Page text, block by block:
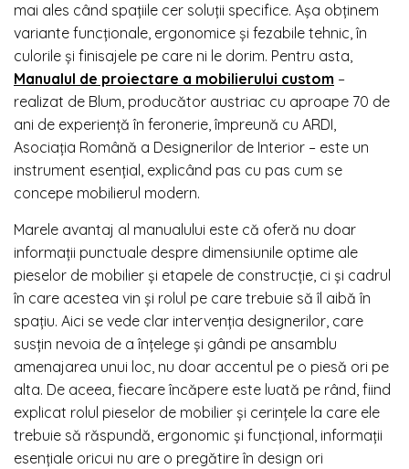
mai ales când spațiile cer soluții specifice. Așa obținem
variante funcționale, ergonomice și fezabile tehnic, în
culorile și finisajele pe care ni le dorim. Pentru asta,
Manualul de proiectare a mobilierului custom –
realizat de Blum, producător austriac cu aproape 70 de
ani de experiență în feronerie, împreună cu ARDI,
Asociația Română a Designerilor de Interior – este un
instrument esențial, explicând pas cu pas cum se
concepe mobilierul modern.
Marele avantaj al manualului este că oferă nu doar
informații punctuale despre dimensiunile optime ale
pieselor de mobilier și etapele de construcție, ci și cadrul
în care acestea vin și rolul pe care trebuie să îl aibă în
spațiu. Aici se vede clar intervenția designerilor, care
susțin nevoia de a înțelege și gândi pe ansamblu
amenajarea unui loc, nu doar accentul pe o piesă ori pe
alta. De aceea, fiecare încăpere este luată pe rând, fiind
explicat rolul pieselor de mobilier și cerințele la care ele
trebuie să răspundă, ergonomic și funcțional, informații
esențiale oricui nu are o pregătire în design ori